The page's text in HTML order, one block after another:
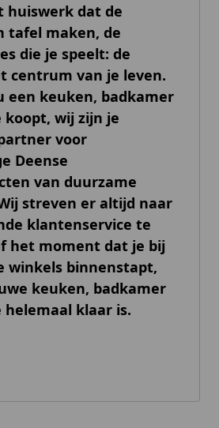
huiswerk dat de
tafel maken, de
die je speelt: de
centrum van je leven.
een keuken, badkamer
koopt, wij zijn je
voor
Deense
van duurzame
streven er altijd naar
klantenservice te
het moment dat je bij
winkels binnenstapt,
keuken, badkamer
helemaal klaar is.